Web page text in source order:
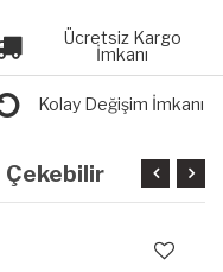
Ücretsiz Kargo
İmkanı
Kolay Değişim İmkanı
Çekebilir